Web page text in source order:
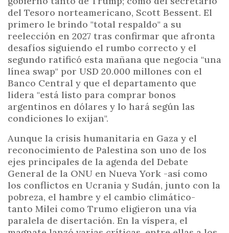
del Tesoro norteamericano, Scott Bessent. El
primero le brindo "total respaldo" a su
reelección en 2027 tras confirmar que afronta
desafíos siguiendo el rumbo correcto y el
segundo ratificó esta mañana que negocia "una
línea swap" por USD 20.000 millones con el
Banco Central y que el departamento que
lidera "está listo para comprar bonos
argentinos en dólares y lo hará según las
condiciones lo exijan".
Aunque la crisis humanitaria en Gaza y el
reconocimiento de Palestina son uno de los
ejes principales de la agenda del Debate
General de la ONU en Nueva York -así como
los conflictos en Ucrania y Sudán, junto con la
pobreza, el hambre y el cambio climático-
tanto Milei como Trumo eligieron una vía
paralela de disertación. En la víspera, el